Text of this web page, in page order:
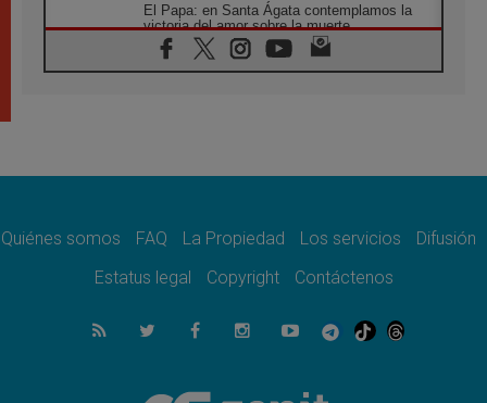
El Papa: en Santa Ágata contemplamos la
victoria del amor sobre la muerte
08.08.2026
León XIV visitará el Santuario de la Madre
07.08.2026
07.08.2026
el compromiso del cristiano"
La matanza de niños en Gaza no cesa: 300
muertos en 300 días
Tagle: La guerra desfigura el mundo, solo la
Quiénes somos FAQ La Propiedad Los servicios
Difusión
Estatus legal
Copyright Contáctenos